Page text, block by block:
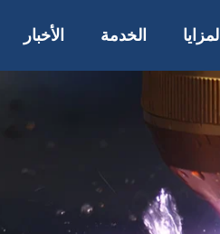
المزايا الخدمة الأخبار